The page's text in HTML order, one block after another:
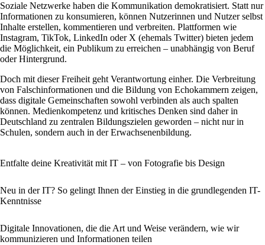
Soziale Netzwerke haben die Kommunikation demokratisiert. Statt nur
Informationen zu konsumieren, können Nutzerinnen und Nutzer selbst
Inhalte erstellen, kommentieren und verbreiten. Plattformen wie
Instagram, TikTok, LinkedIn oder X (ehemals Twitter) bieten jedem
die Möglichkeit, ein Publikum zu erreichen – unabhängig von Beruf
oder Hintergrund.
Doch mit dieser Freiheit geht Verantwortung einher. Die Verbreitung
von Falschinformationen und die Bildung von Echokammern zeigen,
dass digitale Gemeinschaften sowohl verbinden als auch spalten
können. Medienkompetenz und kritisches Denken sind daher in
Deutschland zu zentralen Bildungszielen geworden – nicht nur in
Schulen, sondern auch in der Erwachsenenbildung.
Entfalte deine Kreativität mit IT – von Fotografie bis Design
Neu in der IT? So gelingt Ihnen der Einstieg in die grundlegenden IT-
Kenntnisse
Digitale Innovationen, die die Art und Weise verändern, wie wir
kommunizieren und Informationen teilen